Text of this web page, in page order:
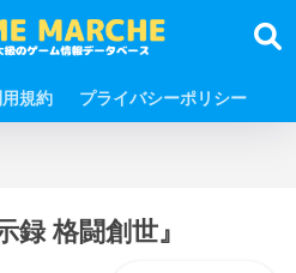
規約 プライバシーポリシー
格闘創世』